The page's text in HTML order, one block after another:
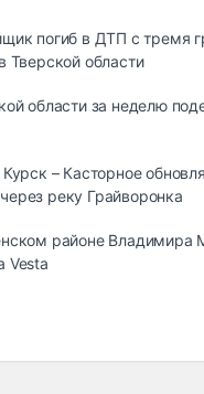
погиб в ДТП с тремя
Тверской области
области за неделю
– Касторное
реку Грайворонка
районе Владимира
Vesta